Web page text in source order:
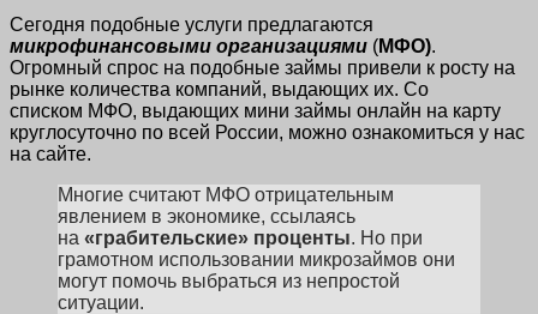
Сегодня подобные услуги предлагаются
микрофинансовыми организациями (МФО).
Огромный спрос на подобные займы привели к росту на
рынке количества компаний, выдающих их. Со
списком МФО, выдающих мини займы онлайн на карту
круглосуточно по всей России, можно ознакомиться у нас
на сайте.
Многие считают МФО отрицательным
явлением в экономике, ссылаясь
на «грабительские» проценты. Но при
грамотном использовании микрозаймов они
могут помочь выбраться из непростой
ситуации.